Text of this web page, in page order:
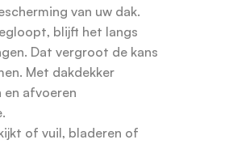
van uw dak.
blijft het langs
Dat vergroot de kans
Met dakdekker
afvoeren
of vuil, bladeren of